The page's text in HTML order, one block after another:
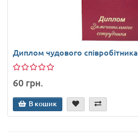
Диплом чудового співробітника
60 грн.
В кошик